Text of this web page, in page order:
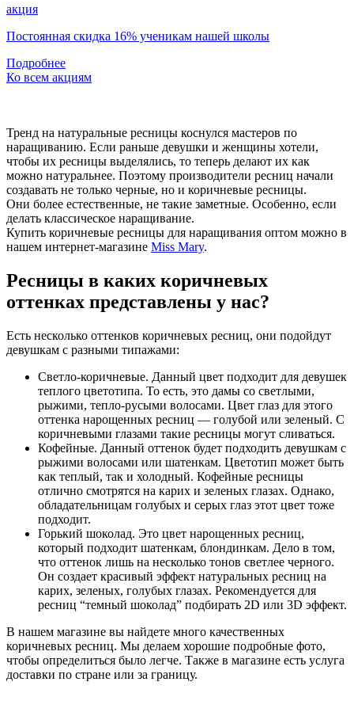
акция
Постоянная скидка 16% ученикам нашей школы
Подробнее
Ко всем акциям
Тренд на натуральные ресницы коснулся мастеров по
наращиванию. Если раньше девушки и женщины хотели,
чтобы их ресницы выделялись, то теперь делают их как
можно натуральнее. Поэтому производители ресниц начали
создавать не только черные, но и коричневые ресницы.
Они более естественные, не такие заметные. Особенно, если
делать классическое наращивание.
Купить коричневые ресницы для наращивания оптом можно в
нашем интернет-магазине Miss Mary.
Ресницы в каких коричневых
оттенках представлены у нас?
Есть несколько оттенков коричневых ресниц, они подойдут
девушкам с разными типажами:
Светло-коричневые. Данный цвет подходит для девушек
теплого цветотипа. То есть, это дамы со светлыми,
рыжими, тепло-русыми волосами. Цвет глаз для этого
оттенка нарощенных ресниц — голубой или зеленый. С
коричневыми глазами такие ресницы могут сливаться.
Кофейные. Данный оттенок будет подходить девушкам с
рыжими волосами или шатенкам. Цветотип может быть
как теплый, так и холодный. Кофейные ресницы
отлично смотрятся на карих и зеленых глазах. Однако,
обладательницам голубых и серых глаз этот цвет тоже
подходит.
Горький шоколад. Это цвет нарощенных ресниц,
который подходит шатенкам, блондинкам. Дело в том,
что оттенок лишь на несколько тонов светлее черного.
Он создает красивый эффект натуральных ресниц на
карих, зеленых, голубых глазах. Рекомендуется для
ресниц “темный шоколад” подбирать 2D или 3D эффект.
В нашем магазине вы найдете много качественных
коричневых ресниц. Мы делаем хорошие подробные фото,
чтобы определиться было легче. Также в магазине есть услуга
доставки по стране или за границу.